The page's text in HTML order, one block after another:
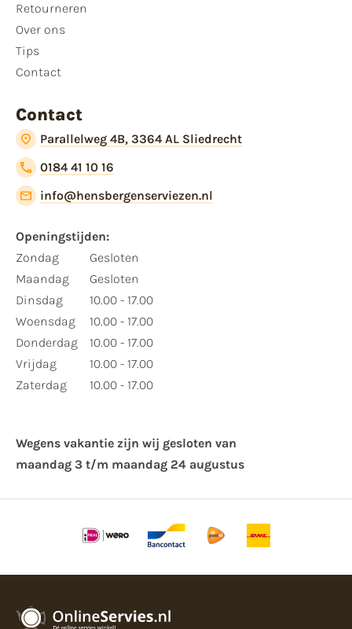
Retourneren
Over ons
Tips
Contact
Contact
Parallelweg 4B, 3364 AL Sliedrecht
0184 41 10 16
info@hensbergenserviezen.nl
Openingstijden:
Zondag
Maandag
Dinsdag
Woensdag
Donderdag
Vrijdag
Zaterdag
Gesloten
Gesloten
10.00 - 17.00
10.00 - 17.00
10.00 - 17.00
10.00 - 17.00
10.00 - 17.00
Wegens vakantie zijn wij gesloten van ​
maandag 3 t/m maandag 24 augustus